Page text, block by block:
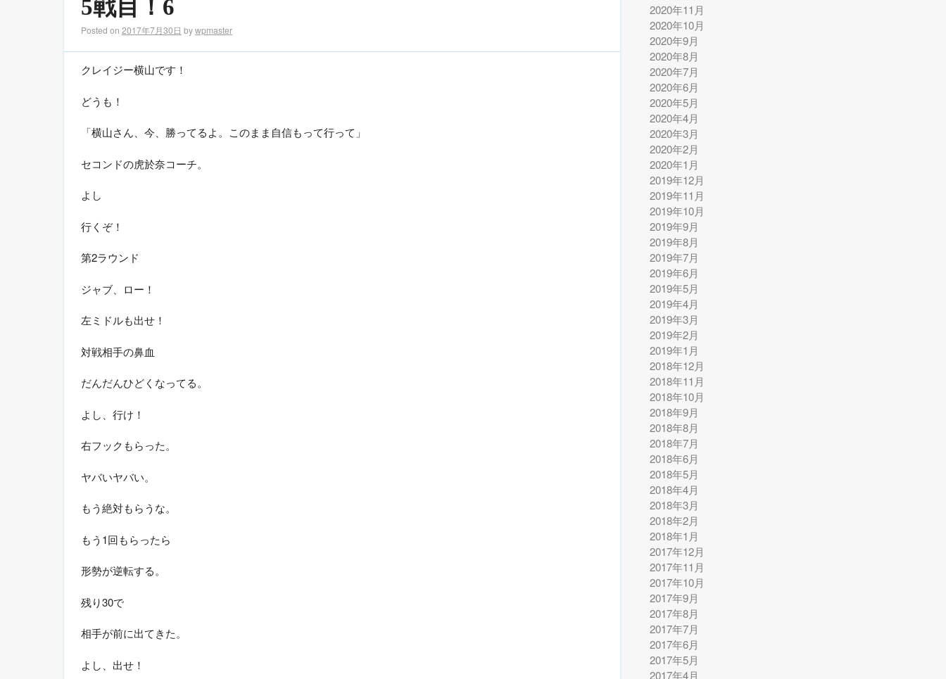
5戦目！6
Posted on 2017年7月30日 bywpmaster
クレイジー横山です！
どうも！
「横山さん、今、勝ってるよ。このまま自信もって行って」
セコンドの虎於奈コーチ。
よし
行くぞ！
第2ラウンド
ジャブ、ロー！
左ミドルも出せ！
対戦相手の鼻血
だんだんひどくなってる。
よし、行け！
右フックもらった。
ヤバいヤバい。
もう絶対もらうな。
もう1回もらったら
形勢が逆転する。
残り30で
相手が前に出てきた。
よし、出せ！
2020年11月
2020年10月
2020年9月
2020年8月
2020年7月
2020年6月
2020年5月
2020年4月
2020年3月
2020年2月
2020年1月
2019年12月
2019年11月
2019年10月
2019年9月
2019年8月
2019年7月
2019年6月
2019年5月
2019年4月
2019年3月
2019年2月
2019年1月
2018年12月
2018年11月
2018年10月
2018年9月
2018年8月
2018年7月
2018年6月
2018年5月
2018年4月
2018年3月
2018年2月
2018年1月
2017年12月
2017年11月
2017年10月
2017年9月
2017年8月
2017年7月
2017年6月
2017年5月
2017年4月